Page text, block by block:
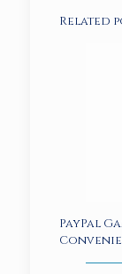
Related
PayPal